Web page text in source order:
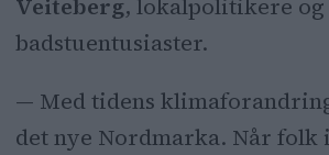
Veiteberg, lokalpolitikere og
badstuentusiaster.
— Med tidens
det nye Nordmarka. Når folk